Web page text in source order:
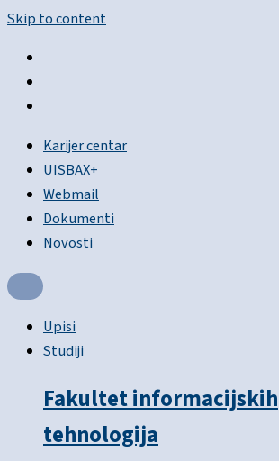
Skip to content
Karijer centar
UISBAX+
Webmail
Dokumenti
Novosti
Upisi
Studiji
Fakultet informacijskih
tehnologija